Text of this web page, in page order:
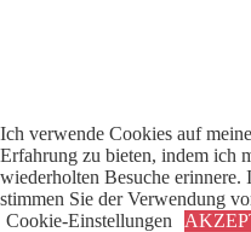
Datenschutzerklärung
Copyright © 2026 -
Ich verwende Cookies auf
Erfahrung zu bieten, indem ich
wiederholten Besuche
stimmen Sie der Verwendung
Cookie-Einstellungen